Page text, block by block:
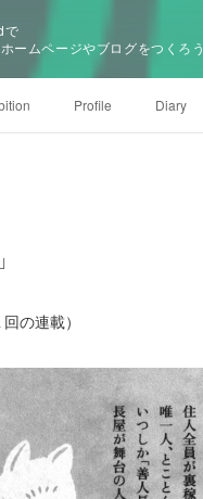
で
ームページやブログをつくろう
Profile Diary
の連載）